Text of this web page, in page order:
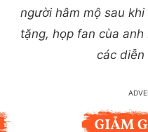
người hâm mộ sau
tặng, họp fan cùa
các diễn